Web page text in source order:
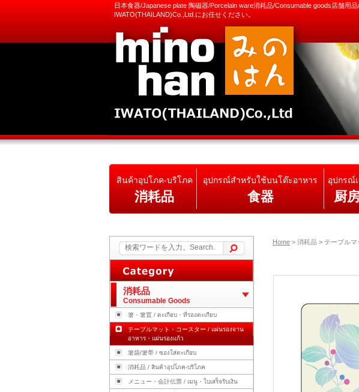
日本食器/Japanese plate 陶磁器/Porcelain ware消耗品/Consumable goods店舗用
IWATO(THAILAND)Co.,Ltd.にお任せください。
สินค้าอุปโภค-บริโภค
消耗品
อุปกรณ์สำหรับใช้บนโต๊ะอาหาร
食器
อุปกรณ์
厨
消耗品
Consumable Goods
箸・箸置 / ตะเกียบ・ที่รองตะเกียบ
テーブルマット・コースター / แผ่นรองจาน
อาหาร・แผ่นรองแก้ว
箸袋/箸帯 / ซองใส่ตะเกียบ
消耗品 / สินค้าอุปโภค-บริโภค
メニュー・会計伝票 / เมนู・ใบเสร็จรับเงิน
Home > 消耗品 > テーブル